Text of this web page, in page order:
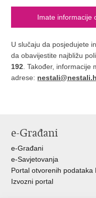
Imate informacije
U slučaju da posjedujete
da obavijestite najbližu
192. Također, informacije
adrese:
e-Građani
e-Građani
e-Savjetovanja
Portal otvorenih podataka
Izvozni portal